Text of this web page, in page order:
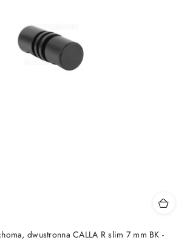
dwustronna CALLA R slim 7 mm BK -